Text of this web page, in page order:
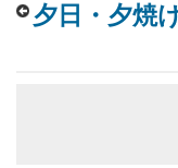
夕日・夕焼